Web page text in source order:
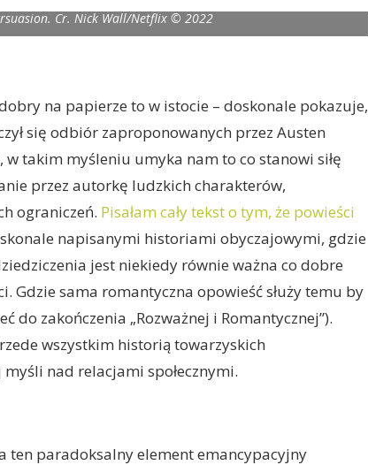
Cr. Nick Wall/Netflix © 2022
na papierze to w istocie – doskonale pokazuje,
się odbiór zaproponowanych przez Austen
w takim myśleniu umyka nam to co stanowi siłę
przez autorkę ludzkich charakterów,
ograniczeń. Pisałam cały tekst o tym, że powieści
napisanymi historiami obyczajowymi, gdzie
jest niekiedy równie ważna co dobre
Gdzie sama romantyczna opowieść służy temu by
do zakończenia „Rozważnej i Romantycznej”).
wszystkim historią towarzyskich
nad relacjami społecznymi.
ten paradoksalny element emancypacyjny